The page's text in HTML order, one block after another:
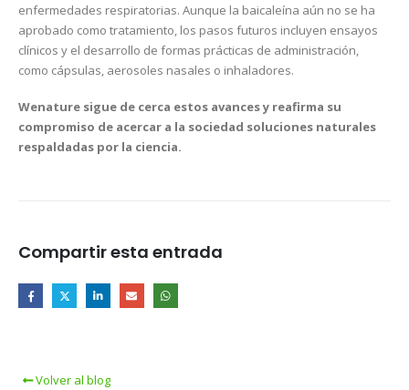
enfermedades respiratorias. Aunque la baicaleína aún no se ha
aprobado como tratamiento, los pasos futuros incluyen ensayos
clínicos y el desarrollo de formas prácticas de administración,
como cápsulas, aerosoles nasales o inhaladores.
Wenature sigue de cerca estos avances y reafirma su
compromiso de acercar a la sociedad soluciones naturales
respaldadas por la ciencia.
Compartir esta entrada
Volver al blog